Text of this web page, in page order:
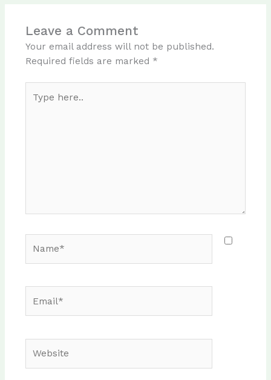
Leave a Comment
Your email address will not be published.
Required fields are marked *
here..